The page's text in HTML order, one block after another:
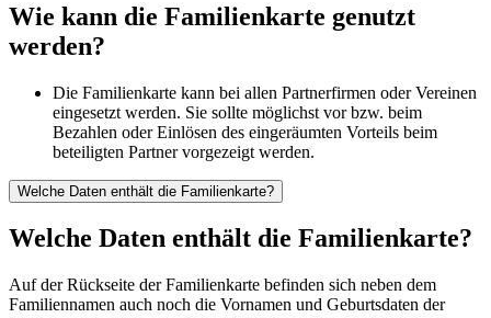
Wie kann die Familienkarte genutzt
werden?
Die Familienkarte kann bei allen Partnerfirmen oder Vereinen
eingesetzt werden. Sie sollte möglichst vor bzw. beim
Bezahlen oder Einlösen des eingeräumten Vorteils beim
beteiligten Partner vorgezeigt werden.
Welche Daten enthält die Familienkarte?
Welche Daten enthält die Familienkarte?
Auf der Rückseite der Familienkarte befinden sich neben dem
Familiennamen auch noch die Vornamen und Geburtsdaten der